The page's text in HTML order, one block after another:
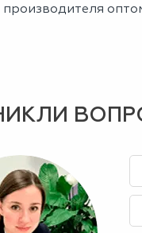
производителя